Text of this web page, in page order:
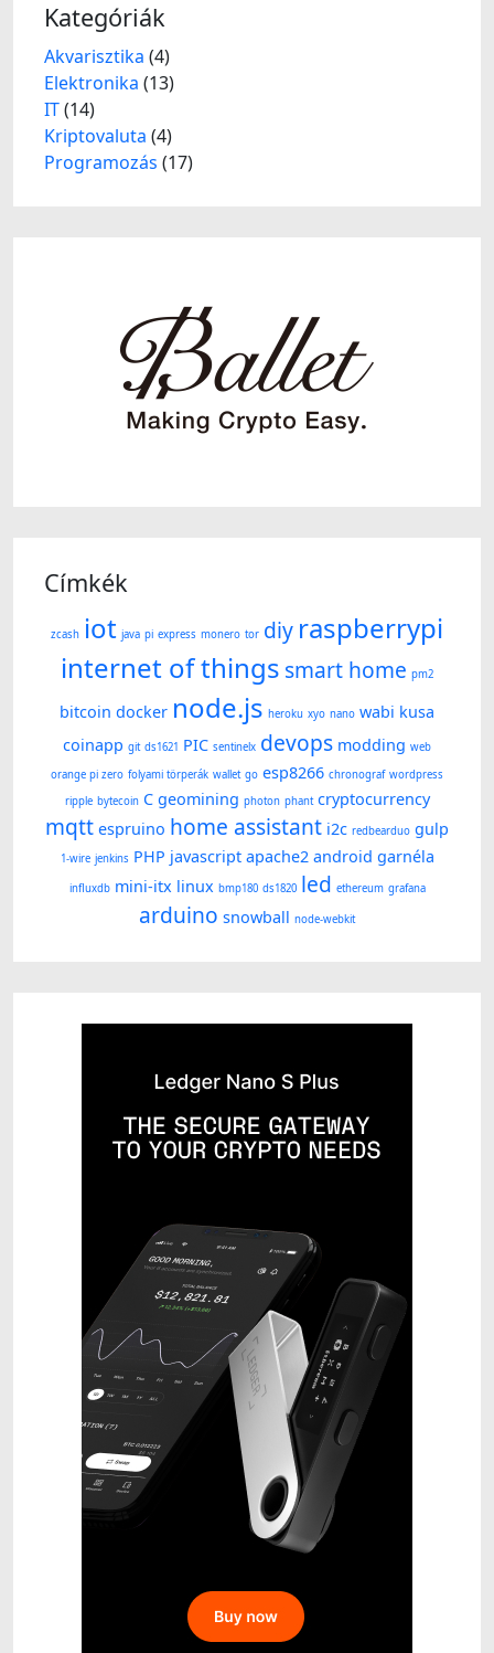
Kategóriák
Akvarisztika (4)
Elektronika (13)
IT(14)
Kriptovaluta (4)
Programozás (17)
Címkék
zcash iot java pi express monero tor diy raspberrypi
internet of things smart home pm2
bitcoin docker node.js heroku xyo nano wabi kusa
coinapp git ds1621 PIC sentinelx devops modding web
orange pi zero folyami törperák wallet go esp8266 chronograf wordpress
ripple bytecoin C geomining photon phant cryptocurrency
mqtt espruino home assistant i2c redbearduo gulp
1-wire jenkins PHP javascript apache2 android garnéla
influxdb mini-itx linux bmp180 ds1820 led ethereum grafana
arduino snowball node-webkit